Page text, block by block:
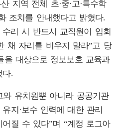
지역 전체 초·중·고·특수학
조치를 안내했다고 밝혔다.
리 시 반드시 교직원이 입회
채 자리를 비우지 말라”고 당
을 대상으로 정보보호 교육과
다.
와 유치원뿐 아니라 공공기관
지·보수 인력에 대한 관리
질 수 있다”며 “계정 로그아